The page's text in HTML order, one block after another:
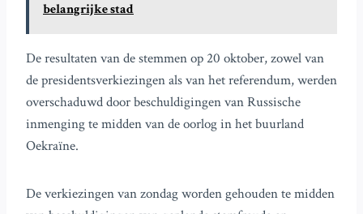
belangrijke stad
De resultaten van de stemmen op 20 oktober, zowel van
de presidentsverkiezingen als van het referendum, werden
overschaduwd door beschuldigingen van Russische
inmenging te midden van de oorlog in het buurland
Oekraïne.
De verkiezingen van zondag worden gehouden te midden